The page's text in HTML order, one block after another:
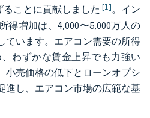
ることに貢献しました [1]。イン
得増加は、4,000〜5,000万人の
ています。エアコン需要の所得
わずかな賃金上昇でも力強い
小売価格の低下とローンオプシ
進し、エアコン市場の広範な基